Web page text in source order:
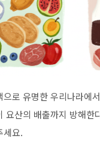
로 유명한 우리나라에
요산의 배출까지 방해
세요.